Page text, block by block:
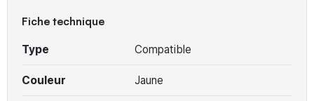
Fiche technique
Type Compatible
Couleur Jaune